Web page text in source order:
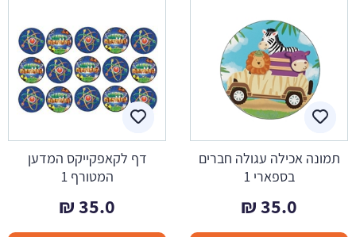
תמונה אכילה עגולה חברים
בספארי 1
35.0
₪
דף לקאפקייקס המדען
המטורף 1
35.0
₪